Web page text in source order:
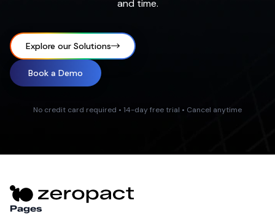
and time.
Explore our Solutions
Book a Demo
No credit card required • 14-day free trial • Cancel anytime
Pages